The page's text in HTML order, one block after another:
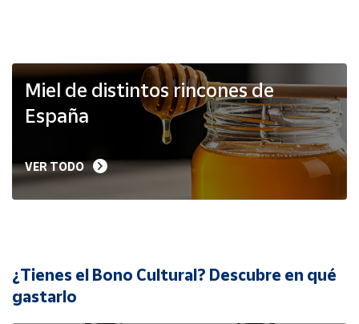
Vendedores
Mapa de
Hazte
vendedor
Cuenta
Miel de distintos rincones de
España
VER TODO
¿Tienes el Bono Cultural? Descubre en qué
gastarlo